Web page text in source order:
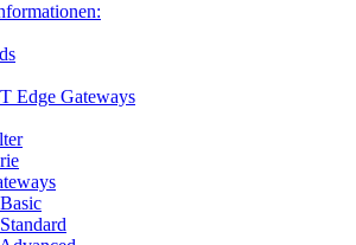
Edge Gateways